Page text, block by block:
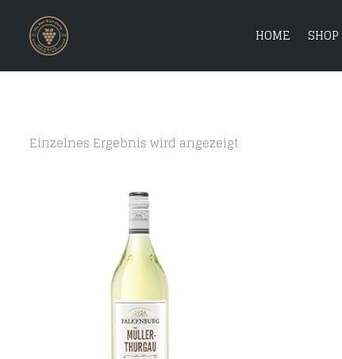
HOME SHOP
Einzelnes Ergebnis wird angezeigt